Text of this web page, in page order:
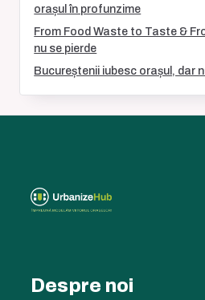
orașul în profunzime
From Food Waste to Taste &
nu se pierde
Bucureștenii iubesc orașul, dar
Despre noi